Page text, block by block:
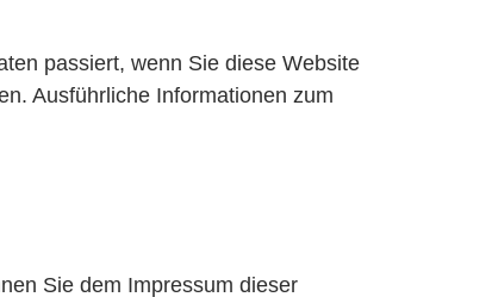
passiert, wenn Sie diese Website
Ausführliche Informationen zum
Sie dem Impressum dieser